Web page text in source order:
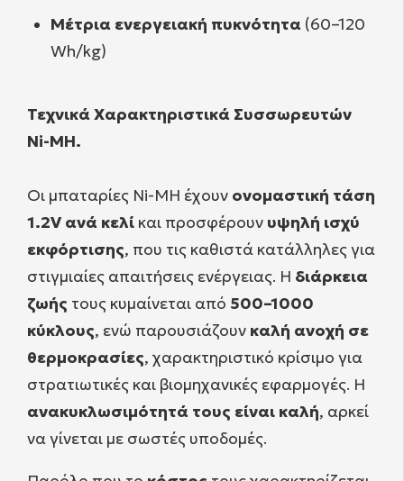
Μέτρια ενεργειακή πυκνότητα (60–120
Wh/kg)
Τεχνικά Χαρακτηριστικά Συσσωρευτών
Ni-MH.
Οι μπαταρίες Ni-MH έχουν ονομαστική τάση
1.2V ανά κελί και προσφέρουν υψηλή ισχύ
εκφόρτισης, που τις καθιστά κατάλληλες για
στιγμιαίες απαιτήσεις ενέργειας. Η διάρκεια
ζωής τους κυμαίνεται από 500–1000
κύκλους, ενώ παρουσιάζουν καλή ανοχή σε
θερμοκρασίες, χαρακτηριστικό κρίσιμο για
στρατιωτικές και βιομηχανικές εφαρμογές. Η
ανακυκλωσιμότητά τους είναι καλή, αρκεί
να γίνεται με σωστές υποδομές.